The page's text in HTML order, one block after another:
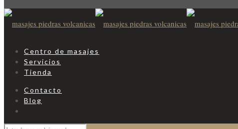
Centro de masajes
Servicios
Tienda
Contacto
Blog